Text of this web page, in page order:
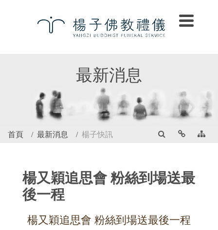
最新消息
首頁 最新消息 楊子快訊
楊又穎追思會 粉絲到場送最
後一程
楊又穎追思會 粉絲到場送最後一程